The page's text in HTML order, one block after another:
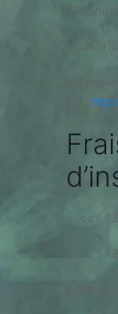
Tournoi
Les
6.- ou 6
5.- ou 5